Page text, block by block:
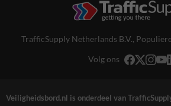
TrafficSupply Netherlands B.V.,
Volg ons
Veiligheidsbord.nl is onderdeel van